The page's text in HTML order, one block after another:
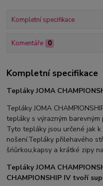
Kompletní specifikace
Komentáře 0
Kompletní specifikace
Tepláky JOMA
Tepláky JOMA
tepláky s výrazným barevným
Tyto tepláky jsou určené jak
nošení.Tepláky přilehavého
šńůrkou,kapsy a krátké zipy
Tepláky JOMA
CHAMPIONSHIP IV tvoří